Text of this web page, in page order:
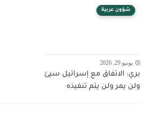
شؤون عربية
يونيو 29, 2026
بري: الاتفاق مع إسرائيل سيئ
ولن يمر ولن يتم تنفيذه